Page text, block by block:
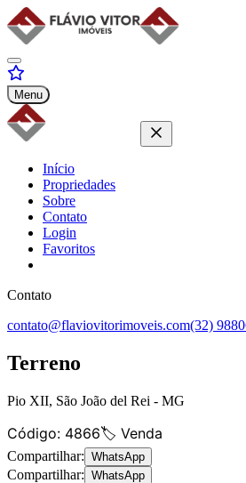
Menu
Início
Propriedades
Sobre
Contato
Login
Favoritos
Contato
contato@flaviovitorimoveis.com(32)
Terreno
Pio XII, São João del Rei - MG
Código: 4866🏷️ Venda
Compartilhar: WhatsApp
Compartilhar: WhatsApp